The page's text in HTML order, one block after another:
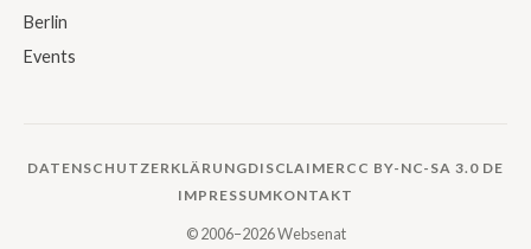
Berlin
Events
DATENSCHUTZERKLÄRUNGDISCLAIMERCC BY-NC-SA 3.0 DE
IMPRESSUMKONTAKT
© 2006–2026 Websenat